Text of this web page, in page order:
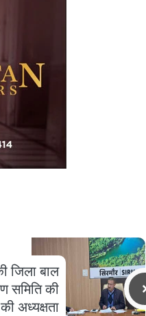
जिला बाल
समिति की
अध्यक्षता